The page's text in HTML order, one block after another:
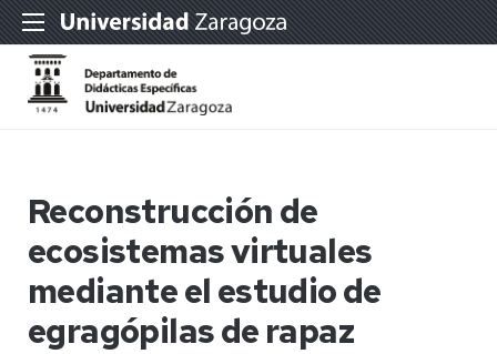
Reconstrucción de
ecosistemas virtuales
mediante el estudio de
egragópilas de rapaz